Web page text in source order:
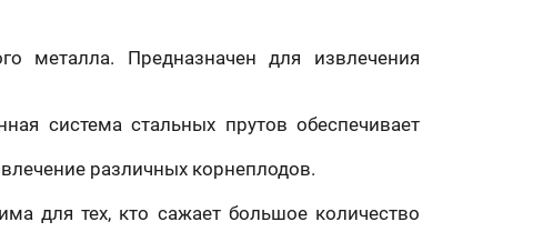
металла. Предназначен для извлечения
система стальных прутов обеспечивает
различных корнеплодов.
для тех, кто сажает большое количество